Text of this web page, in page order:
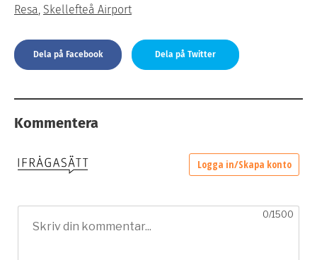
Resa, Skellefteå Airport
Dela på Facebook Dela på Twitter
Kommentera